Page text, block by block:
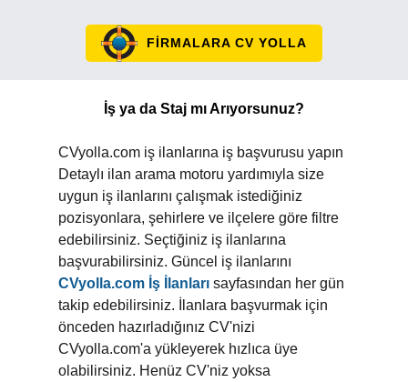
FİRMALARA CV YOLLA
İş ya da Staj mı Arıyorsunuz?
CVyolla.com iş ilanlarına iş başvurusu yapın
Detaylı ilan arama motoru yardımıyla size
uygun iş ilanlarını çalışmak istediğiniz
pozisyonlara, şehirlere ve ilçelere göre filtre
edebilirsiniz. Seçtiğiniz iş ilanlarına
başvurabilirsiniz. Güncel iş ilanlarını
CVyolla.com İş İlanları sayfasından her gün
takip edebilirsiniz. İlanlara başvurmak için
önceden hazırladığınız CV'nizi
CVyolla.com'a yükleyerek hızlıca üye
olabilirsiniz. Henüz CV'niz yoksa